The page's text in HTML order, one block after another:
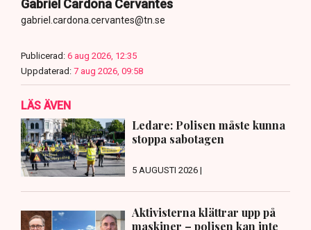
Gabriel Cardona Cervantes
gabriel.cardona.cervantes@tn.se
Publicerad: 6 aug 2026, 12:35
Uppdaterad: 7 aug 2026, 09:58
LÄS ÄVEN
Ledare: Polisen måste kunna
stoppa sabotagen
5 AUGUSTI 2026 |
Aktivisterna klättrar upp på
maskiner – polisen kan inte